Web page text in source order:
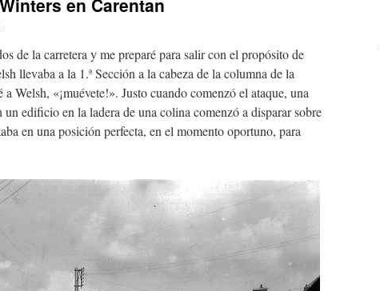
en Carentan
de la carretera y me preparé para salir con el propósito de
llevaba a la 1.ª Sección a la cabeza de la columna de la
Welsh, «¡muévete!». Justo cuando comenzó el ataque, una
un edificio en la ladera de una colina comenzó a disparar sobre
en una posición perfecta, en el momento oportuno, para